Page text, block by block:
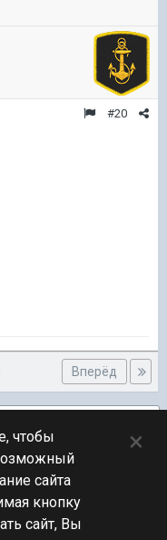
#20
Вперёд
чтобы
сайта
кнопку
сайт, Вы
×